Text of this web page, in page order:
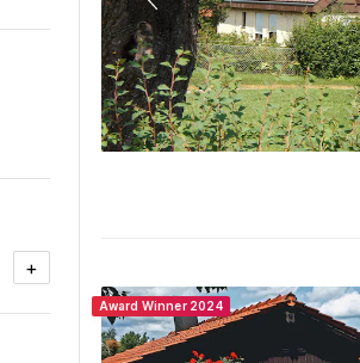
+
Award Winner 2024